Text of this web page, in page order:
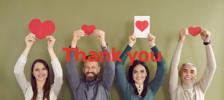
Thank you